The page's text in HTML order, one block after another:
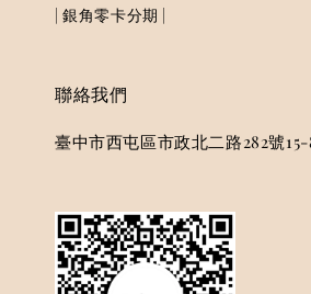
| 銀角零卡分期 |
聯絡我們
臺中市西屯區市政北二路282號15-